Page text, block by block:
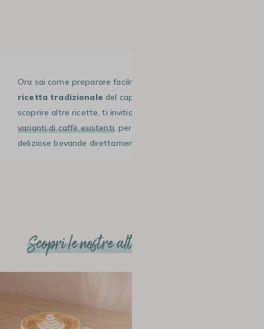
Ora sai come preparare facilmente e velocemente la
ricetta tradizionale del cappuccino. Inoltre, se vuoi
scoprire altre ricette, ti invitiamo a esplorare le
varianti di caffè esistenti, per creare sempre nuove e
deliziose bevande direttamente da casa tua!
Scopri le nostre altre ricette e articoli